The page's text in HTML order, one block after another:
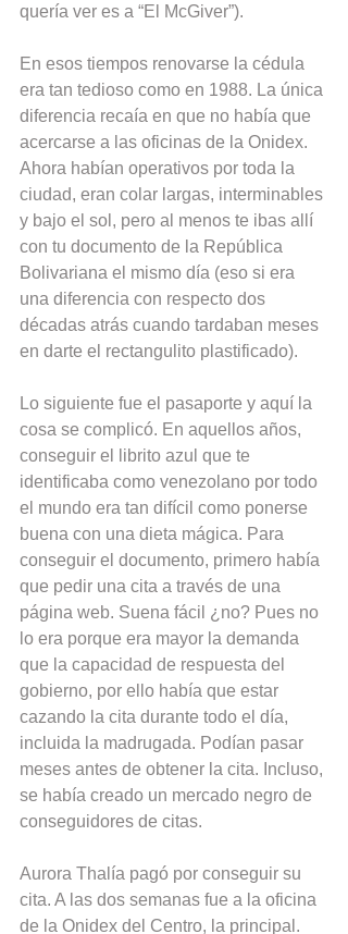
quería ver es a “El McGiver”).
En esos tiempos renovarse la cédula
era tan tedioso como en 1988. La única
diferencia recaía en que no había que
acercarse a las oficinas de la Onidex.
Ahora habían operativos por toda la
ciudad, eran colar largas, interminables
y bajo el sol, pero al menos te ibas allí
con tu documento de la República
Bolivariana el mismo día (eso si era
una diferencia con respecto dos
décadas atrás cuando tardaban meses
en darte el rectangulito plastificado).
Lo siguiente fue el pasaporte y aquí la
cosa se complicó. En aquellos años,
conseguir el librito azul que te
identificaba como venezolano por todo
el mundo era tan difícil como ponerse
buena con una dieta mágica. Para
conseguir el documento, primero había
que pedir una cita a través de una
página web. Suena fácil ¿no? Pues no
lo era porque era mayor la demanda
que la capacidad de respuesta del
gobierno, por ello había que estar
cazando la cita durante todo el día,
incluida la madrugada. Podían pasar
meses antes de obtener la cita. Incluso,
se había creado un mercado negro de
conseguidores de citas.
Aurora Thalía pagó por conseguir su
cita. A las dos semanas fue a la oficina
de la Onidex del Centro, la principal.